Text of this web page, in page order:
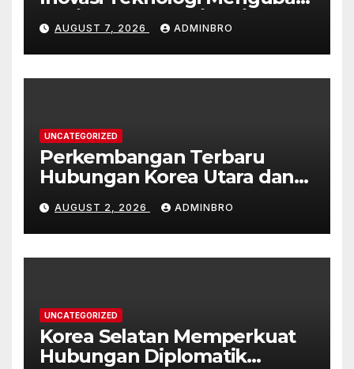
Kehidupan Sehari-hari
AUGUST 7, 2026 ADMINBRO
UNCATEGORIZED
Perkembangan Terbaru
Hubungan Korea Utara dan
AUGUST 2, 2026 ADMINBRO
UNCATEGORIZED
Korea Selatan Memperkuat
Hubungan Diplomatik